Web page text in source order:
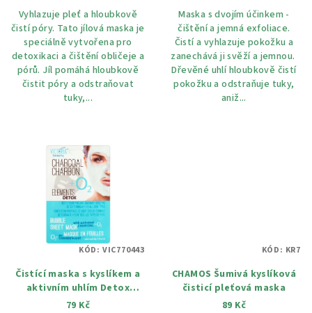
Vyhlazuje pleť a hloubkově
čistí póry. Tato jílová maska ​​je
speciálně vytvořena pro
detoxikaci a čištění obličeje a
pórů. Jíl pomáhá hloubkově
čistit póry a odstraňovat
tuky,...
Maska s dvojím účinkem -
čištění a jemná exfoliace.
Čistí a vyhlazuje pokožku a
zanechává ji svěží a jemnou.
Dřevěné uhlí hloubkově čistí
pokožku a odstraňuje tuky,
aniž...
Čistící maska ​​s kyslíkem a
aktivním uhlím Detox
Elements 20 g
79 Kč
KÓD: VIC770443
CHAMOS Šumivá kyslíková
čisticí pleťová maska
89 Kč
KÓD: KR7